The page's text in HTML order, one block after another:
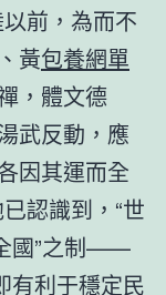
前，為而不
黃包養網單
，體文德
武反動，應
因其運而全
認識到，“世
國”之制——
有利于穩定民